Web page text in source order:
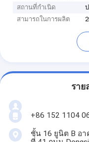
สถานที่กำเนิด
สามารถในการผลิต
ราย
+86 152 1104
ชั้น 16 ยูนิต B อา